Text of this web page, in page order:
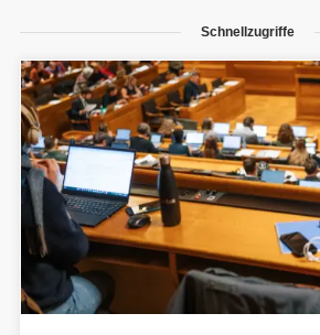
Schnellzugriffe